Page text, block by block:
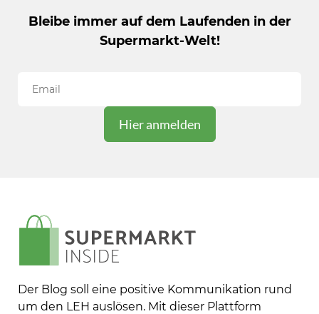
Bleibe immer auf dem Laufenden in der
Supermarkt-Welt!
Der Blog soll eine positive Kommunikation rund
um den LEH auslösen. Mit dieser Plattform